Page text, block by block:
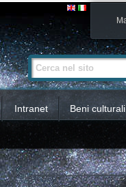
Cerca nel sito
Ricerca
avanzata…
Intranet Beni culturali